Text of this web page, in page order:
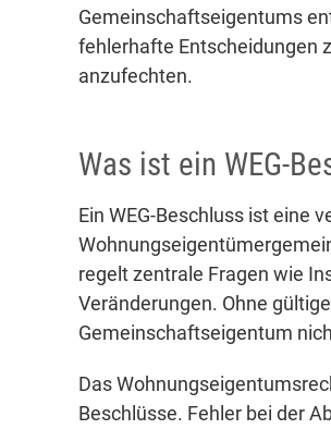
Gemeinschaftseigentums
fehlerhafte Entscheidungen
anzufechten.
Was ist ein WEG-
Ein WEG-Beschluss ist eine
regelt zentrale Fragen wie
Veränderungen. Ohne
Gemeinschaftseigentum
Das
Beschlüsse. Fehler bei der